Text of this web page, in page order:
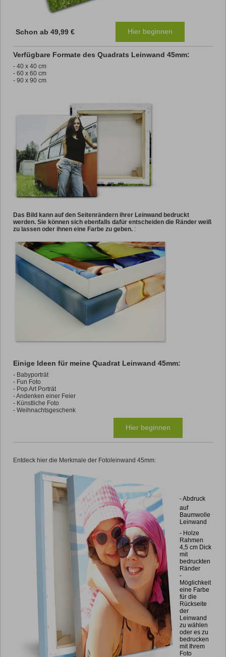
Schon ab 49,99 € Hier beginnen
Verfügbare Formate des Quadrats Leinwand 45mm:
- 40 x 40 cm
- 60 x 60 cm
- 90 x 90 cm
Das Bild kann auf den Seitenrändern ihrer Leinwand bedruckt
werden. Sie können sich ebenfalls dafür entscheiden die Ränder weiß
zu lassen oder ihnen eine Farbe zu geben. :
Einige Ideen für meine Quadrat Leinwand 45mm:
- Babyporträt
- Fun Foto
- Pop Art Porträt
- Andenken einer Feier
- Künstliche Foto
- Weihnachtsgeschenk
Hier beginnen
Entdeck hier die Merkmale der Fotoleinwand 45mm:
- Abdruck
auf
Baumwolle
Leinwand
- Holze
Rahmen
4,5 cm Dick
mit
bedruckten
Ränder
-
Möglichkeit
eine Farbe
für die
Rückseite
der
Leinwand
zu wählen
oder es zu
bedrucken
mit Ihrem
Foto